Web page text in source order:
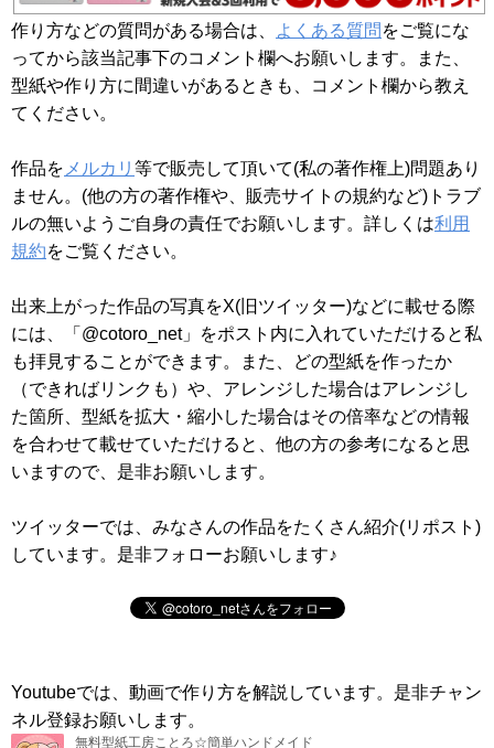
作り方などの質問がある場合は、 よくある質問をご覧にな
ってから該当記事下のコメント欄へお願いします。また、
型紙や作り方に間違いがあるときも、コメント欄から教え
てください。
作品を メルカリ 等で販売して頂いて(私の著作権上)問題あり
ません。(他の方の著作権や、販売サイトの規約など)トラブ
ルの無いようご自身の責任でお願いします。詳しくは利用
規約をご覧ください。
出来上がった作品の写真をX(旧ツイッター)などに載せる際
には、「@cotoro_net」をポスト内に入れていただけると私
も拝見することができます。また、どの型紙を作ったか
（できればリンクも）や、アレンジした場合はアレンジし
た箇所、型紙を拡大・縮小した場合はその倍率などの情報
を合わせて載せていただけると、他の方の参考になると思
いますので、是非お願いします。
ツイッターでは、みなさんの作品をたくさん紹介(リポスト)
しています。是非フォローお願いします♪
Youtubeでは、動画で作り方を解説しています。是非チャン
ネル登録お願いします。